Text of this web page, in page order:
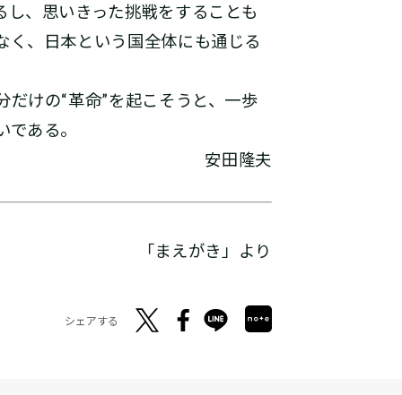
、思いきった挑戦をすることも
、日本という国全体にも通じる
けの“革命”を起こそうと、一歩
ある。
安田隆夫
「まえがき」より
シェアする